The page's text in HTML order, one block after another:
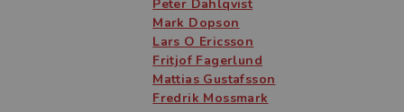
Peter Dahlqvist
Mark Dopson
Lars O Ericsson
Fritjof Fagerlund
Mattias Gustafsson
Fredrik Mossmark